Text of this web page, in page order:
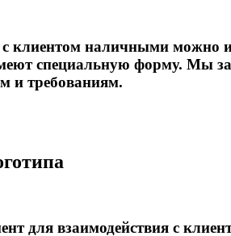
с клиентом наличными
специальную форму. Мы
и требованиям.
для взаимодействия с